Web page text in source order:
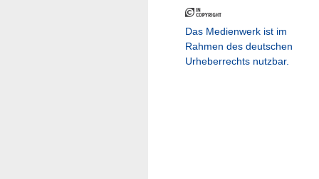
Das Medienwerk ist im
Rahmen des deutschen
Urheberrechts nutzbar.